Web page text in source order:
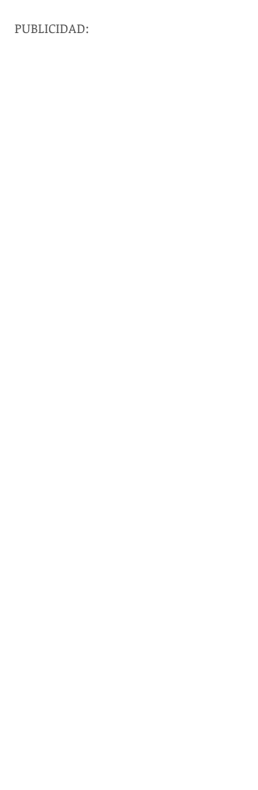
PUBLICIDAD: